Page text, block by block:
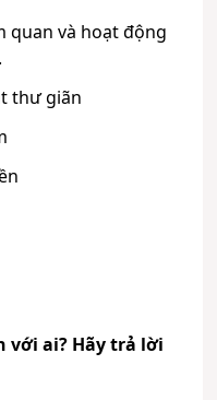
quan và hoạt động
thư giãn
với ai? Hãy trả lời